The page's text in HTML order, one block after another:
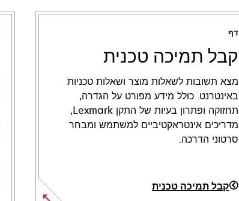
דף
קבל תמיכה טכנית
מצא תשובות לשאלות מוצר ושאלות טכניות
באינטרנט. כולל מידע מפורט על הגדרה,
תחזוקה ופתרון בעיות של התקן Lexmark,
מדריכים אינטראקטיביים למשתמש ומבחר
סרטוני הדרכה.
קבל תמיכה טכנית